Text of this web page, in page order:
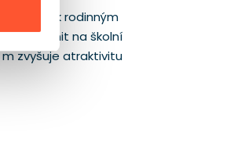
hodí k rodinným
začlenit na školní
zvyšuje atraktivitu